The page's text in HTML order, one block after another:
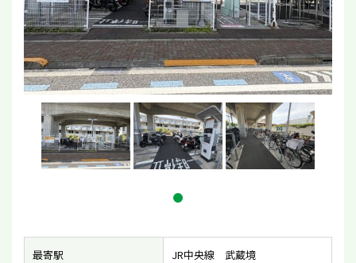
最寄駅
JR中央線 武蔵境